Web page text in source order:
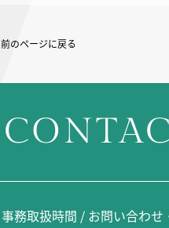
前のページに戻る
事務取扱時間 / お問い合わせ